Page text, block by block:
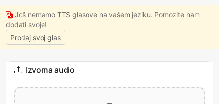
Još nemamo TTS glasove na vašem jeziku. Pomozite nam
dodati svoje!
Prodaj svoj glas
Izvorna audio